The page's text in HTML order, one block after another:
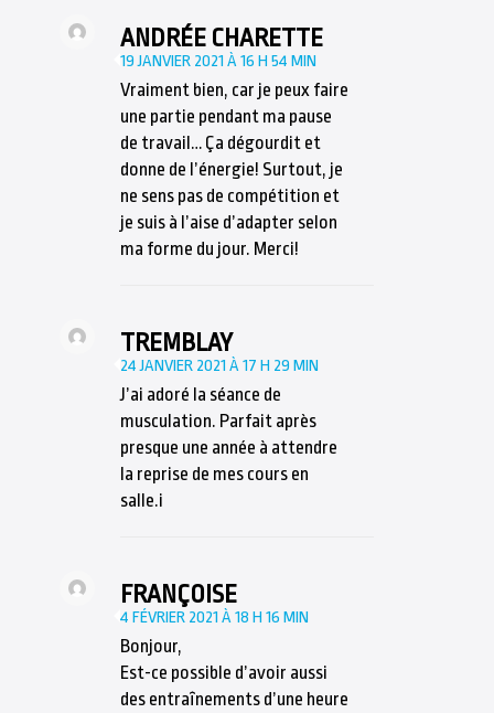
ANDRÉE CHARETTE
19 JANVIER 2021 À 16 H 54 MIN
Vraiment bien, car je peux faire
une partie pendant ma pause
de travail… Ça dégourdit et
donne de l’énergie! Surtout, je
ne sens pas de compétition et
je suis à l’aise d’adapter selon
ma forme du jour. Merci!
TREMBLAY
24 JANVIER 2021 À 17 H 29 MIN
J’ai adoré la séance de
musculation. Parfait après
presque une année à attendre
la reprise de mes cours en
salle.i
FRANÇOISE
4 FÉVRIER 2021 À 18 H 16 MIN
Bonjour,
Est-ce possible d’avoir aussi
des entraînements d’une heure